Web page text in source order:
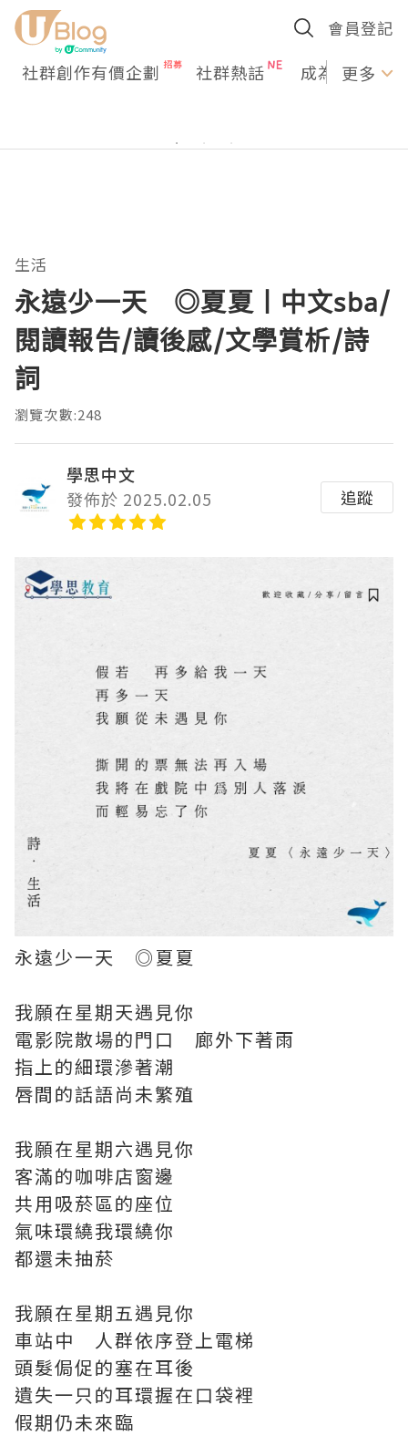
會員登記
社群創作有價企劃 社群熱話 成為U更多
生活
永遠少一天 ◎夏夏丨中文sba/
閱讀報告/讀後感/文學賞析/詩
詞
瀏覽次數:248
學思中文
發佈於 2025.02.05
追蹤
永遠少一天 ◎夏夏
我願在星期天遇見你
電影院散場的門口 廊外下著雨
指上的細環滲著潮
唇間的話語尚未繁殖
我願在星期六遇見你
客滿的咖啡店窗邊
共用吸菸區的座位
氣味環繞我環繞你
都還未抽菸
我願在星期五遇見你
車站中 人群依序登上電梯
頭髮侷促的塞在耳後
遺失一只的耳環握在口袋裡
假期仍未來臨